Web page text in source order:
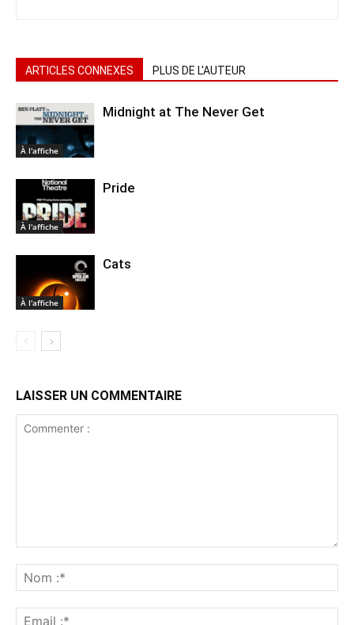
ARTICLES CONNEXES PLUS DE L'AUTEUR
À l'affiche
Midnight at The Never Get
À l'affiche
Pride
À l'affiche
Cats
LAISSER UN COMMENTAIRE